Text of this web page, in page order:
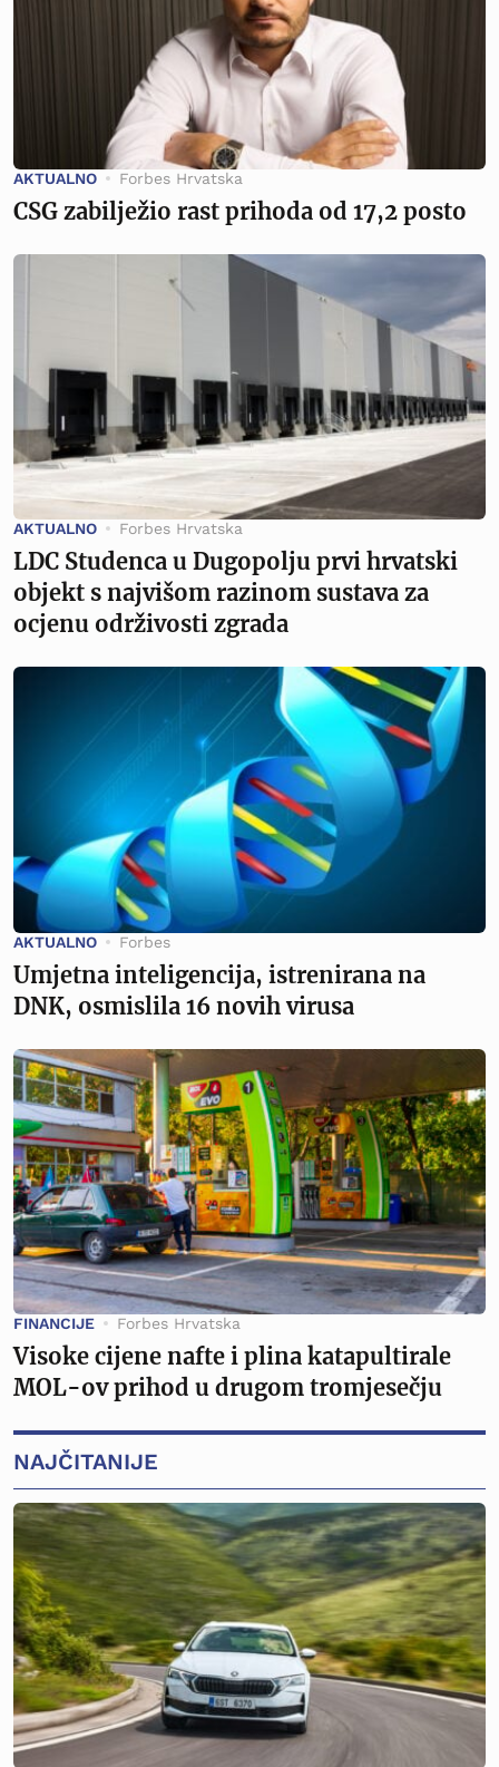
AKTUALNO Forbes Hrvatska
CSG zabilježio rast prihoda od 17,2 posto
AKTUALNO Forbes Hrvatska
LDC Studenca u Dugopolju prvi hrvatski
objekt s najvišom razinom sustava za
ocjenu održivosti zgrada
AKTUALNO Forbes
Umjetna inteligencija, istrenirana na
DNK, osmislila 16 novih virusa
FINANCIJE Forbes Hrvatska
Visoke cijene nafte i plina katapultirale
MOL-ov prihod u drugom tromjesečju
NAJČITANIJE